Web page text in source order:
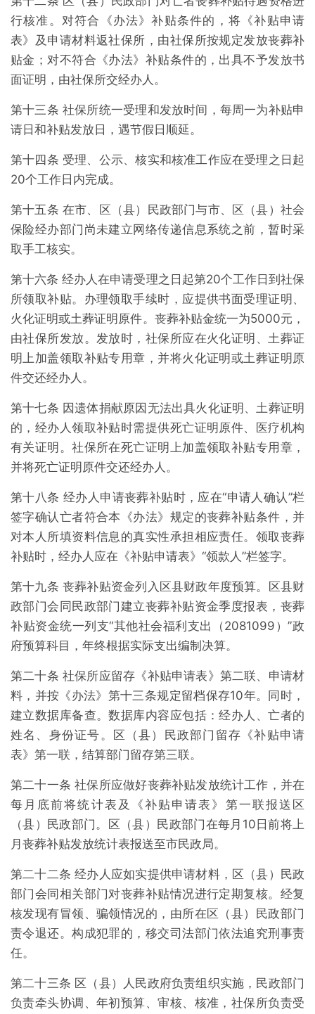
行核准。对符合《办法》补贴条件的，将《补贴申请
表》及申请材料返社保所，由社保所按规定发放丧葬补
贴金；对不符合《办法》补贴条件的，出具不予发放书
面证明，由社保所交经办人。
第十三条 社保所统一受理和发放时间，每周一为补贴申
请日和补贴发放日，遇节假日顺延。
第十四条 受理、公示、核实和核准工作应在受理之日起
20个工作日内完成。
第十五条 在市、区（县）民政部门与市、区（县）社会
保险经办部门尚未建立网络传递信息系统之前，暂时采
取手工核实。
第十六条 经办人在申请受理之日起第20个工作日到社保
所领取补贴。办理领取手续时，应提供书面受理证明、
火化证明或土葬证明原件。丧葬补贴金统一为5000元，
由社保所发放。发放时，社保所应在火化证明、土葬证
明上加盖领取补贴专用章，并将火化证明或土葬证明原
件交还经办人。
第十七条 因遗体捐献原因无法出具火化证明、土葬证明
的，经办人领取补贴时需提供死亡证明原件、医疗机构
有关证明。社保所在死亡证明上加盖领取补贴专用章，
并将死亡证明原件交还经办人。
第十八条 经办人申请丧葬补贴时，应在“申请人确认”栏
签字确认亡者符合本《办法》规定的丧葬补贴条件，并
对本人所填资料信息的真实性承担相应责任。领取丧葬
补贴时，经办人应在《补贴申请表》“领款人”栏签字。
第十九条 丧葬补贴资金列入区县财政年度预算。区县财
政部门会同民政部门建立丧葬补贴资金季度报表，丧葬
补贴资金统一列支“其他社会福利支出（2081099）”政
府预算科目，年终根据实际支出编制决算。
第二十条 社保所应留存《补贴申请表》第二联、申请材
料，并按《办法》第十三条规定留档保存10年。同时，
建立数据库备查。数据库内容应包括：经办人、亡者的
姓名、身份证号。区（县）民政部门留存《补贴申请
表》第一联，结算部门留存第三联。
第二十一条 社保所应做好丧葬补贴发放统计工作，并在
每月底前将统计表及《补贴申请表》第一联报送区
（县）民政部门。区（县）民政部门在每月10日前将上
月丧葬补贴发放统计表报送至市民政局。
第二十二条 经办人应如实提供申请材料，区（县）民政
部门会同相关部门对丧葬补贴情况进行定期复核。经复
核发现有冒领、骗领情况的，由所在区（县）民政部门
责令退还。构成犯罪的，移交司法部门依法追究刑事责
任。
第二十三条 区（县）人民政府负责组织实施，民政部门
负责牵头协调、年初预算、审核、核准，社保所负责受